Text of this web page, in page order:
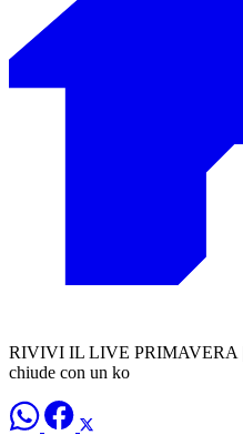
RIVIVI IL LIVE PRIMAVERA |
chiude con un ko